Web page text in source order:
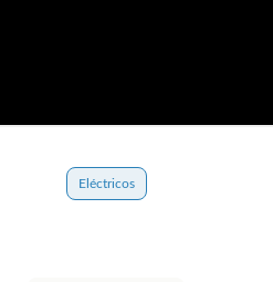
Eléctricos